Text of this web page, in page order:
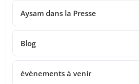
Aysam’a Hayırlı Olsun Ziyareti
Share
Post Views: 55
Aysam dans la Presse
Blog
évènements à venir